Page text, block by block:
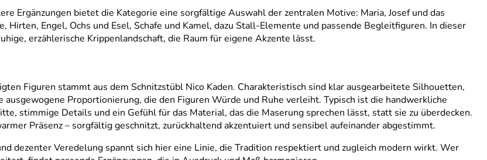
Ergänzungen bietet die Kategorie eine sorgfältige Auswahl der zentralen Motive: Maria, Josef und das
Hirten, Engel, Ochs und Esel, Schafe und Kamel, dazu Stall-Elemente und passende Begleitfiguren. In dieser
erzählerische Krippenlandschaft, die Raum für eigene Akzente lässt.
Figuren stammt aus dem Schnitzstübl Nico Kaden. Charakteristisch sind klar ausgearbeitete Silhouetten,
Proportionierung, die den Figuren Würde und Ruhe verleiht. Typisch ist die handwerkliche
stimmige Details und ein Gefühl für das Material, das die Maserung sprechen lässt, statt sie zu überdecken.
Präsenz – sorgfältig geschnitzt, zurückhaltend akzentuiert und sensibel aufeinander abgestimmt.
dezenter Veredelung spannt sich hier eine Linie, die Tradition respektiert und zugleich modern wirkt. Wer